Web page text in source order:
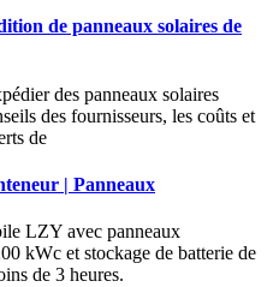
de panneaux solaires de
des panneaux solaires
des fournisseurs, les coûts et
de
| Panneaux
LZY avec panneaux
kWc et stockage de batterie de
de 3 heures.